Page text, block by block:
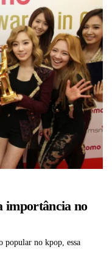
importância no
popular no kpop, essa